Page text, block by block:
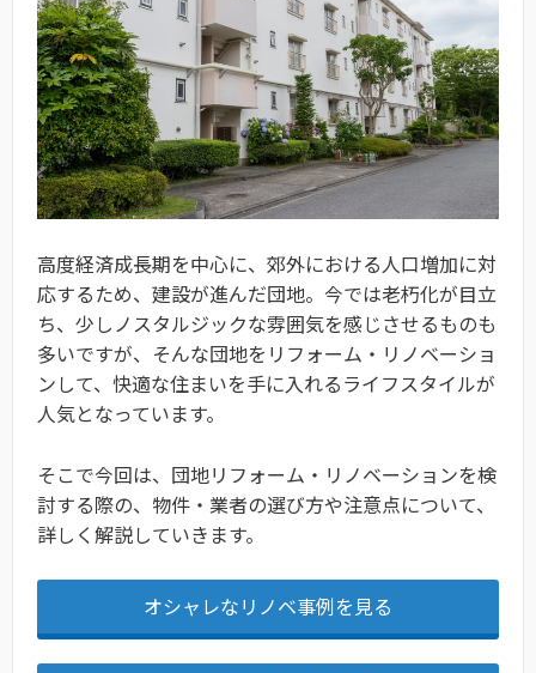
高度経済成長期を中心に、郊外における人口増加に対
応するため、建設が進んだ団地。今では老朽化が目立
ち、少しノスタルジックな雰囲気を感じさせるものも
多いですが、そんな団地をリフォーム・リノベーショ
ンして、快適な住まいを手に入れるライフスタイルが
人気となっています。
そこで今回は、団地リフォーム・リノベーションを検
討する際の、物件・業者の選び方や注意点について、
詳しく解説していきます。
オシャレなリノベ事例を見る